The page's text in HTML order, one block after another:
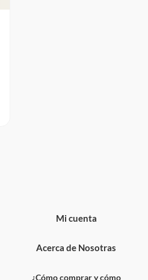
Mi cuenta
Acerca de Nosotras
¿Cómo comprar y cómo